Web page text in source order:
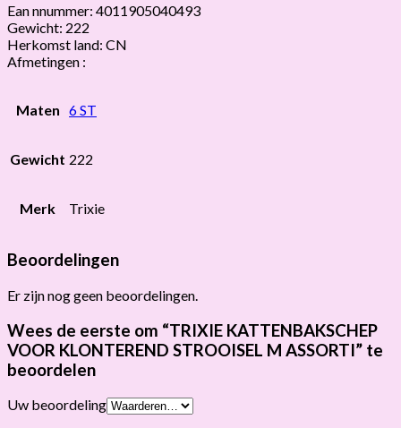
Ean nnummer: 4011905040493
Gewicht: 222
Herkomst land: CN
Afmetingen :
Maten 6 ST
Gewicht 222
Merk Trixie
Beoordelingen
Er zijn nog geen beoordelingen.
Wees de eerste om “TRIXIE KATTENBAKSCHEP
VOOR KLONTEREND STROOISEL M ASSORTI” te
beoordelen
Uw beoordeling